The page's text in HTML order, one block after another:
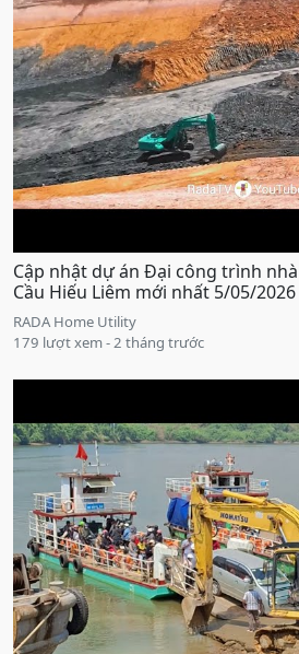
Cập nhật dự án Đại công trình
Cầu Hiếu Liêm mới nhất 5/05/2026
RADA Home Utility
179 lượt xem - 2 tháng trước